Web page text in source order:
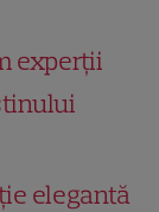
experții
elegantă